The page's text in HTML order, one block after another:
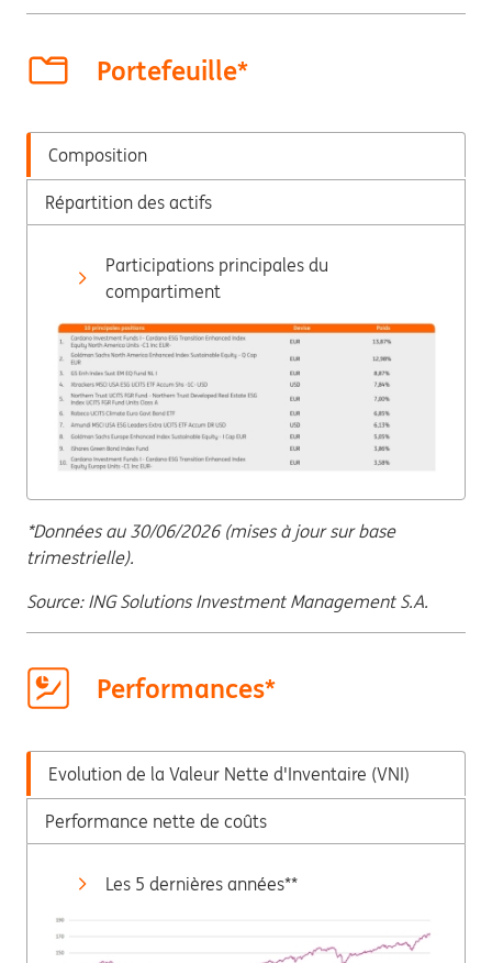
Portefeuille*
Composition
Répartition des actifs
Participations principales du
compartiment
*Données au 30/06/2026 (mises à jour sur base
trimestrielle).
Source: ING Solutions Investment Management S.A.
Performances*
Evolution de la Valeur Nette d'Inventaire (VNI)
Performance nette de coûts
Les 5 dernières années**